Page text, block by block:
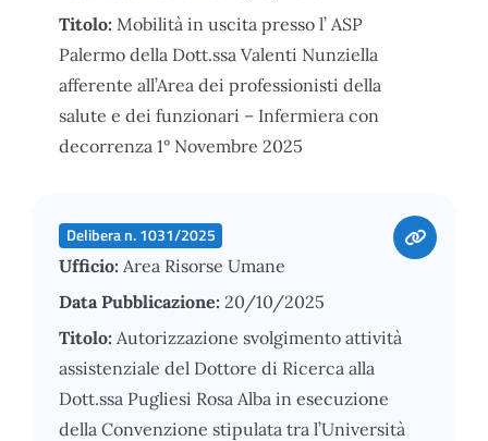
Titolo: Mobilità in uscita presso l’ ASP
Palermo della Dott.ssa Valenti Nunziella
afferente all’Area dei professionisti della
salute e dei funzionari – Infermiera con
decorrenza 1° Novembre 2025
Delibera n. 1031/2025
Ufficio: Area Risorse Umane
Data Pubblicazione: 20/10/2025
Titolo: Autorizzazione svolgimento attività
assistenziale del Dottore di Ricerca alla
Dott.ssa Pugliesi Rosa Alba in esecuzione
della Convenzione stipulata tra l’Università